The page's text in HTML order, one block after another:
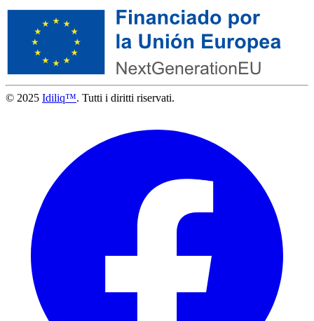
© 2025 Idiliq™. Tutti i diritti riservati.